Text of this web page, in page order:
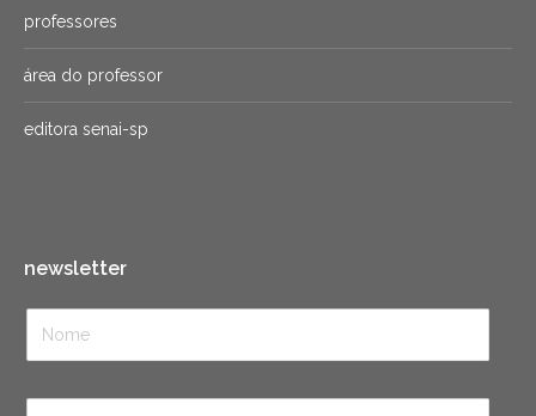
professores
área do professor
editora senai-sp
newsletter